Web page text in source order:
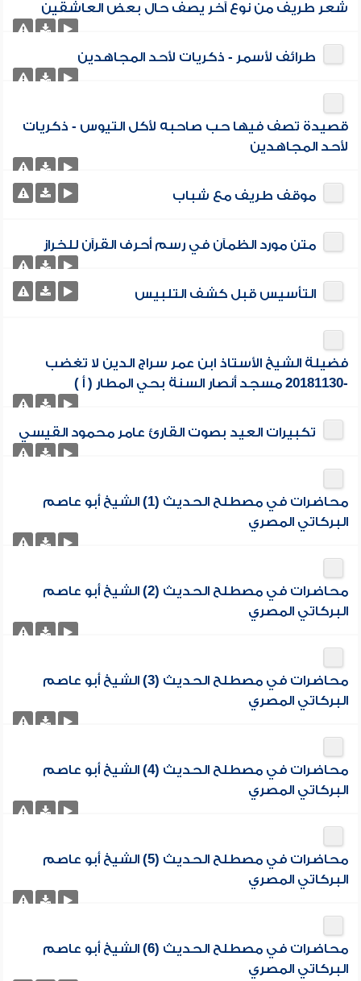
شعر طريف من نوع آخر يصف حال بعض العاشقين
طرائف لأسمر - ذكريات لأحد المجاهدين
قصيدة تصف فيها حب صاحبه لأكل التيوس - ذكريات
لأحد المجاهدين
موقف طريف مع شباب
متن مورد الظمآن في رسم أحرف القرآن للخراز
التأسيس قبل كشف التلبيس
فضيلة الشيخ الأستاذ ابن عمر سراج الدين لا تغضب
-20181130 مسجد أنصار السنة بحي المطار ( أ )
تكبيرات العيد بصوت القارئ عامر محمود القيسي
محاضرات في مصطلح الحديث (1) الشيخ أبو عاصم
البركاتي المصري
محاضرات في مصطلح الحديث (2) الشيخ أبو عاصم
البركاتي المصري
محاضرات في مصطلح الحديث (3) الشيخ أبو عاصم
البركاتي المصري
محاضرات في مصطلح الحديث (4) الشيخ أبو عاصم
البركاتي المصري
محاضرات في مصطلح الحديث (5) الشيخ أبو عاصم
البركاتي المصري
محاضرات في مصطلح الحديث (6) الشيخ أبو عاصم
البركاتي المصري